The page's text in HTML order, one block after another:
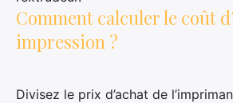
Comment calculer le coût
impression ?
Divisez le prix d’achat de